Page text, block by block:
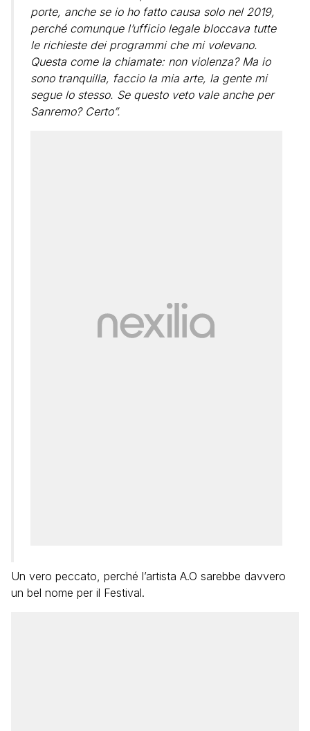
porte, anche se io ho fatto causa solo nel 2019,
perché comunque l’ufficio legale bloccava tutte
le richieste dei programmi che mi volevano.
Questa come la chiamate: non violenza? Ma io
sono tranquilla, faccio la mia arte, la gente mi
segue lo stesso. Se questo veto vale anche per
Sanremo? Certo”.
Un vero peccato, perché l’artista A.O sarebbe davvero
un bel nome per il Festival.